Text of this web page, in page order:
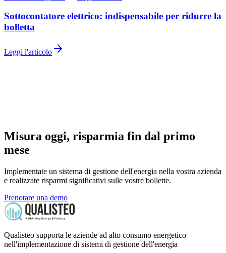
Sottocontatore elettrico: indispensabile per ridurre la
bolletta
Leggi l'articolo
Misura oggi, risparmia fin dal primo
mese
Implementate un sistema di gestione dell'energia nella vostra azienda
e realizzate risparmi significativi sulle vostre bollette.
Prenotare una demo
Qualisteo supporta le aziende ad alto consumo energetico
nell'implementazione di sistemi di gestione dell'energia